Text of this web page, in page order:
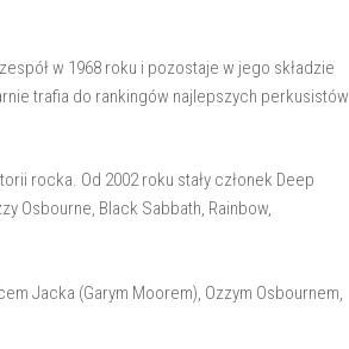
w 1968 roku i pozostaje w jego składzie
trafia do rankingów najlepszych perkusistów
rocka. Od 2002 roku stały członek Deep
Osbourne, Black Sabbath, Rainbow,
Jacka (Garym Moorem), Ozzym Osbournem,